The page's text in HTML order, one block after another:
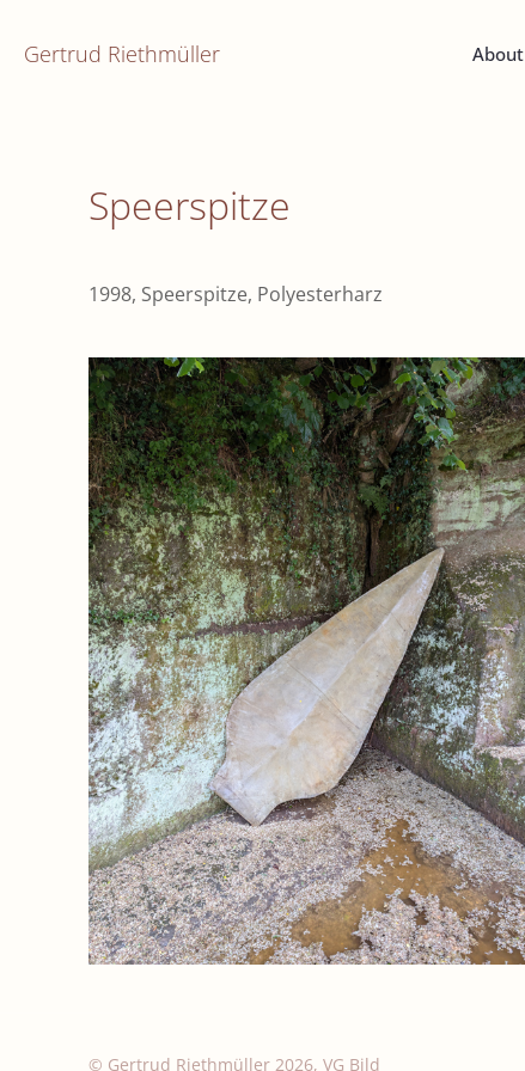
Gertrud Riethmüller About
Speerspitze
1998, Speerspitze, Polyesterharz
© Gertrud Riethmüller 2026, VG Bild